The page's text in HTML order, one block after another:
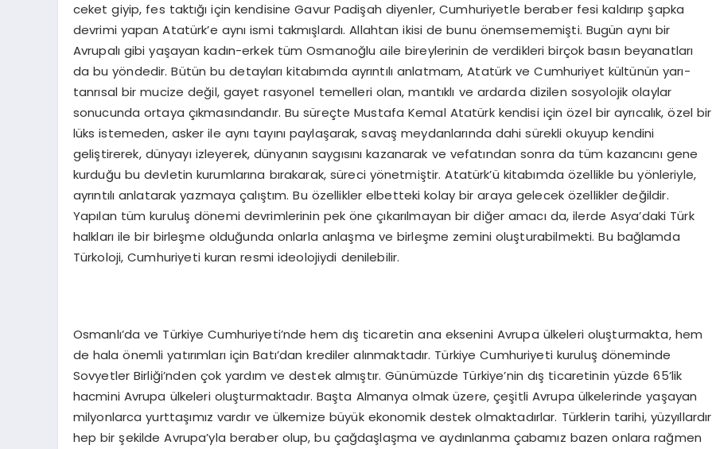
ceket giyip, fes taktığı için kendisine Gavur Padişah diyenler, Cumhuriyetle beraber fesi kaldırıp şapka
devrimi yapan Atatürk’e aynı ismi takmışlardı. Allahtan ikisi de bunu önemsememişti. Bugün aynı bir
Avrupalı gibi yaşayan kadın-erkek tüm Osmanoğlu aile bireylerinin de verdikleri birçok basın beyanatları
da bu yöndedir. Bütün bu detayları kitabımda ayrıntılı anlatmam, Atatürk ve Cumhuriyet kültünün yarı-
tanrısal bir mucize değil, gayet rasyonel temelleri olan, mantıklı ve ardarda dizilen sosyolojik olaylar
sonucunda ortaya çıkmasındandır. Bu süreçte Mustafa Kemal Atatürk kendisi için özel bir ayrıcalık, özel bir
lüks istemeden, asker ile aynı tayını paylaşarak, savaş meydanlarında dahi sürekli okuyup kendini
geliştirerek, dünyayı izleyerek, dünyanın saygısını kazanarak ve vefatından sonra da tüm kazancını gene
kurduğu bu devletin kurumlarına bırakarak, süreci yönetmiştir. Atatürk’ü kitabımda özellikle bu yönleriyle,
ayrıntılı anlatarak yazmaya çalıştım. Bu özellikler elbetteki kolay bir araya gelecek özellikler değildir.
Yapılan tüm kuruluş dönemi devrimlerinin pek öne çıkarılmayan bir diğer amacı da, ilerde Asya’daki Türk
halkları ile bir birleşme olduğunda onlarla anlaşma ve birleşme zemini oluşturabilmekti. Bu bağlamda
Türkoloji, Cumhuriyeti kuran resmi ideolojiydi denilebilir.
Osmanlı’da ve Türkiye Cumhuriyeti’nde hem dış ticaretin ana eksenini Avrupa ülkeleri oluşturmakta, hem
de hala önemli yatırımları için Batı’dan krediler alınmaktadır. Türkiye Cumhuriyeti kuruluş döneminde
Sovyetler Birliği’nden çok yardım ve destek almıştır. Günümüzde Türkiye’nin dış ticaretinin yüzde 65’lik
hacmini Avrupa ülkeleri oluşturmaktadır. Başta Almanya olmak üzere, çeşitli Avrupa ülkelerinde yaşayan
milyonlarca yurttaşımız vardır ve ülkemize büyük ekonomik destek olmaktadırlar. Türklerin tarihi, yüzyıllardır
hep bir şekilde Avrupa’yla beraber olup, bu çağdaşlaşma ve aydınlanma çabamız bazen onlara rağmen